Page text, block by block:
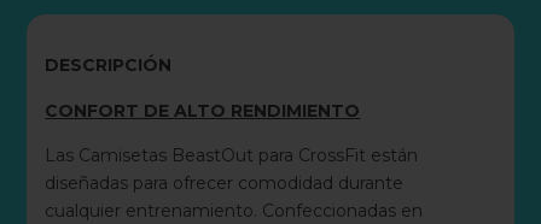
DESCRIPCIÓN
CONFORT DE ALTO RENDIMIENTO
Las Camisetas BeastOut para CrossFit están
diseñadas para ofrecer comodidad durante
cualquier entrenamiento. Confeccionadas en